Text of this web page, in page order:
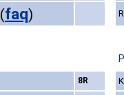
(faq)
8R